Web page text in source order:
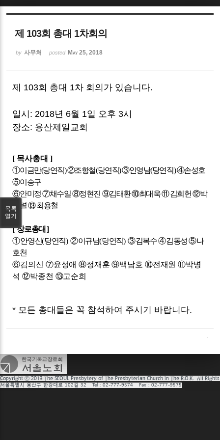
제 103회 총대 1차회의
by 사무처 posted May 25, 2018
제 103회 총대 1차 회의가 있습니다.
일시: 2018년 6월 1일 오후 3시
장소: 용산제일교회
[ 목사총대]
①이금만(당연직)②조항철(당연직)③인영남(당연직)④손성호
⑤이승구
⑥안미정⑦채수일⑧정현진 ⑨김태환⑩최대욱⑪김희헌⑫박
승렬⑬최용철
[장로총대]
①안영신(당연직) ②이규남(당연직) ③김복수④김동성⑤나
호천
⑥김의신 ⑦윤성애⑧정재훈⑨백남호 ⑩전재원⑪박병
석⑫박종천 ⑬고순희
* 모든 총대들은 꼭 참석하여 주시기 바랍니다.
목록
열기
Sketchbook5, 스케치북5
Sketchbook5, 스케치북5